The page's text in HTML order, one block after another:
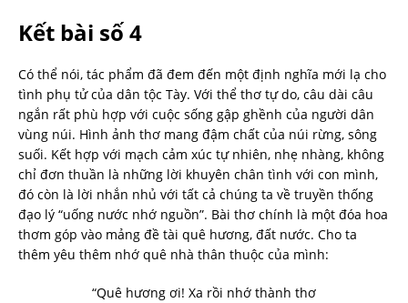
Kết bài số 4
Có thể nói, tác phẩm đã đem đến một định nghĩa mới lạ cho
tình phụ tử của dân tộc Tày. Với thể thơ tự do, câu dài câu
ngắn rất phù hợp với cuộc sống gập ghềnh của người dân
vùng núi. Hình ảnh thơ mang đậm chất của núi rừng, sông
suối. Kết hợp với mạch cảm xúc tự nhiên, nhẹ nhàng, không
chỉ đơn thuần là những lời khuyên chân tình với con mình,
đó còn là lời nhắn nhủ với tất cả chúng ta về truyền thống
đạo lý “uống nước nhớ nguồn”. Bài thơ chính là một đóa hoa
thơm góp vào mảng đề tài quê hương, đất nước. Cho ta
thêm yêu thêm nhớ quê nhà thân thuộc của mình:
“Quê hương ơi! Xa rồi nhớ thành thơ